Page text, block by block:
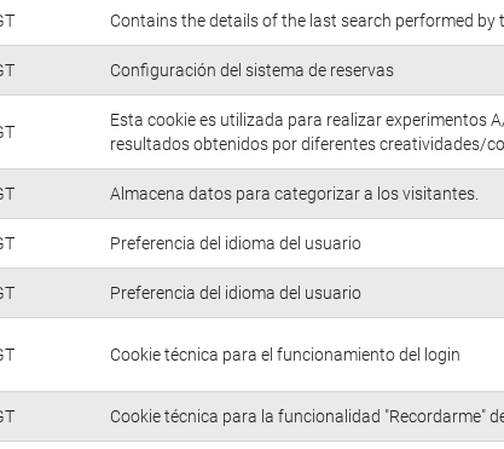
Contains the details of the last search performed by
Configuración del sistema de reservas
Esta cookie es utilizada para realizar experimentos
resultados obtenidos por diferentes creatividades/
Almacena datos para categorizar a los visitantes.
Preferencia del idioma del usuario
Preferencia del idioma del usuario
Cookie técnica para el funcionamiento del login
Cookie técnica para la funcionalidad "Recordarme"